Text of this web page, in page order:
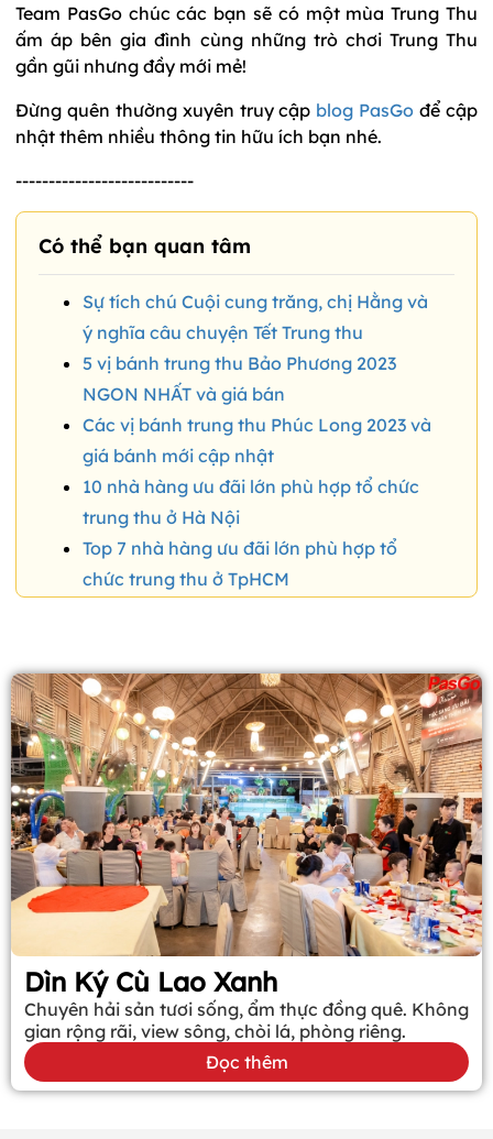
Team PasGo chúc các bạn sẽ có một mùa Trung Thu
ấm áp bên gia đình cùng những trò chơi Trung Thu
gần gũi nhưng đầy mới mẻ!
Đừng quên thường xuyên truy cập blog PasGo để cập
nhật thêm nhiều thông tin hữu ích bạn nhé.
---------------------------
Có thể bạn quan tâm
Sự tích chú Cuội cung trăng, chị Hằng và
ý nghĩa câu chuyện Tết Trung thu
5 vị bánh trung thu Bảo Phương 2023
NGON NHẤT và giá bán
Các vị bánh trung thu Phúc Long 2023 và
giá bánh mới cập nhật
10 nhà hàng ưu đãi lớn phù hợp tổ chức
trung thu ở Hà Nội
Top 7 nhà hàng ưu đãi lớn phù hợp tổ
chức trung thu ở TpHCM
Dìn Ký Cù Lao Xanh
Chuyên hải sản tươi sống, ẩm thực đồng quê. Không
gian rộng rãi, view sông, chòi lá, phòng riêng.
Đọc thêm